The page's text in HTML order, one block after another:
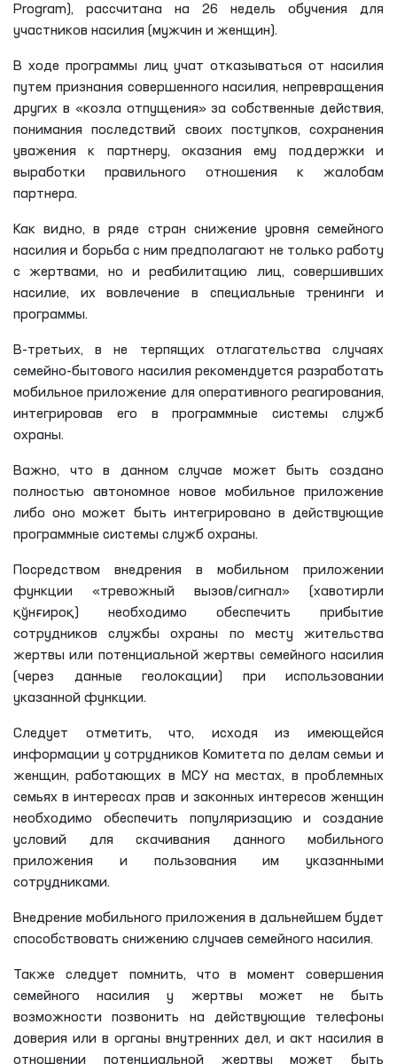
Program), рассчитана на 26 недель обучения для
участников насилия (мужчин и женщин).
В ходе программы лиц учат отказываться от насилия
путем признания совершенного насилия, непревращения
других в «козла отпущения» за собственные действия,
понимания последствий своих поступков, сохранения
уважения к партнеру, оказания ему поддержки и
выработки правильного отношения к жалобам
партнера.
Как видно, в ряде стран снижение уровня семейного
насилия и борьба с ним предполагают не только работу
с жертвами, но и реабилитацию лиц, совершивших
насилие, их вовлечение в специальные тренинги и
программы.
В-третьих, в не терпящих отлагательства случаях
семейно-бытового насилия рекомендуется разработать
мобильное приложение для оперативного реагирования,
интегрировав его в программные системы служб
охраны.
Важно, что в данном случае может быть создано
полностью автономное новое мобильное приложение
либо оно может быть интегрировано в действующие
программные системы служб охраны.
Посредством внедрения в мобильном приложении
функции «тревожный вызов/сигнал» (хавотирли
қўнғироқ) необходимо обеспечить прибытие
сотрудников службы охраны по месту жительства
жертвы или потенциальной жертвы семейного насилия
(через данные геолокации) при использовании
указанной функции.
Следует отметить, что, исходя из имеющейся
информации у сотрудников Комитета по делам семьи и
женщин, работающих в МСУ на местах, в проблемных
семьях в интересах прав и законных интересов женщин
необходимо обеспечить популяризацию и создание
условий для скачивания данного мобильного
приложения и пользования им указанными
сотрудниками.
Внедрение мобильного приложения в дальнейшем будет
способствовать снижению случаев семейного насилия.
Также следует помнить, что в момент совершения
семейного насилия у жертвы может не быть
возможности позвонить на действующие телефоны
доверия или в органы внутренних дел, и акт насилия в
отношении потенциальной жертвы может быть